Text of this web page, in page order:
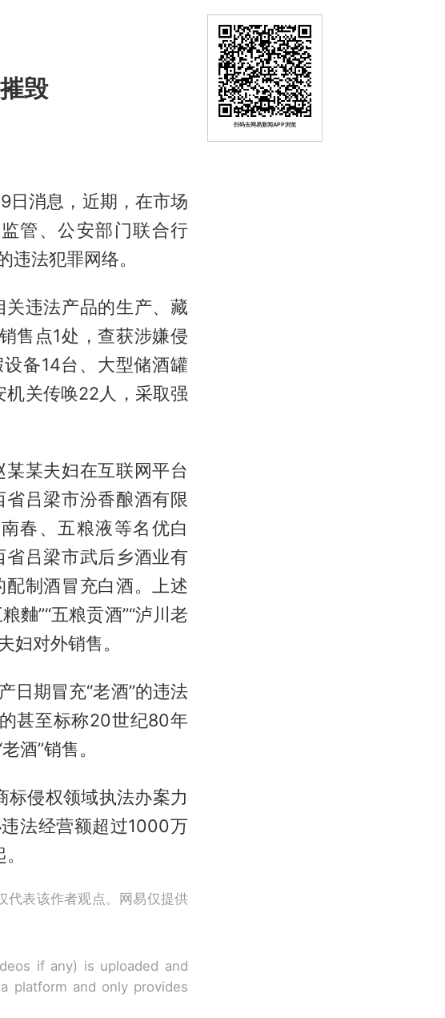
毁
日消息，近期，在市场
管、公安部门联合行
法犯罪网络。
违法产品的生产、藏
售点1处，查获涉嫌侵
备14台、大型储酒罐
机关传唤22人，采取强
某夫妇在互联网平台
吕梁市汾香酿酒有限
春、五粮液等名优白
吕梁市武后乡酒业有
制酒冒充白酒。上述
麯”“五粮贡酒”“泸川老
妇对外销售。
日期冒充“老酒”的违法
甚至标称20世纪80年
酒”销售。
侵权领域执法办案力
法经营额超过1000万
代表该作者观点。网易仅提供
if any) is uploaded and
platform and only provides
扫码去网易新闻APP浏览